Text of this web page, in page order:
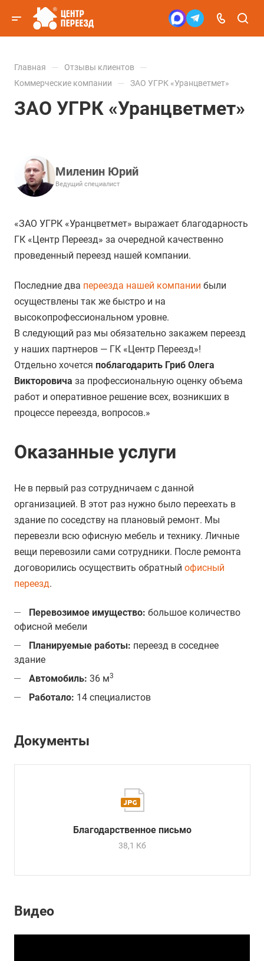
Главная — Отзывы клиентов —
Коммерческие компании — ЗАО УГРК «Уранцветмет»
ЗАО УГРК «Уранцветмет»
Миленин Юрий
Ведущий специалист
«ЗАО УГРК «Уранцветмет» выражает благодарность
ГК «Центр Переезд» за очередной качественно
проведенный переезд нашей компании.
Последние два переезда нашей компании были
осуществлены так же быстро и на
высокопрофессиональном уровне.
В следующий раз мы обязательно закажем переезд
у наших партнеров — ГК «Центр Переезд»!
Отдельно хочется поблагодарить Гриб Олега
Викторовича за профессиональную оценку объема
работ и оперативное решение всех, возникших в
процессе переезда, вопросов.»
Оказанные услуги
Не в первый раз сотрудничаем с данной
организацией. В этот раз нужно было переехать в
здание по соседству на плановый ремонт. Мы
перевезли всю офисную мебель и технику. Личные
вещи перевозили сами сотрудники. После ремонта
договорились осуществить обратный офисный
переезд.
Перевозимое имущество: большое количество
офисной мебели
Планируемые работы: переезд в соседнее
здание
Автомобиль: 36 м3
Работало: 14 специалистов
Документы
Благодарственное письмо
38,1 Кб
Видео